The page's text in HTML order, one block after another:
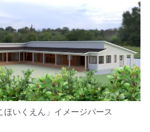
ほいくえん」イメージパース